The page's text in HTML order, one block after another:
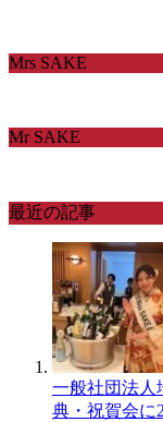
Mrs SAKE
Mr SAKE
最近の記事
一般社団法人
典・祝賀会に